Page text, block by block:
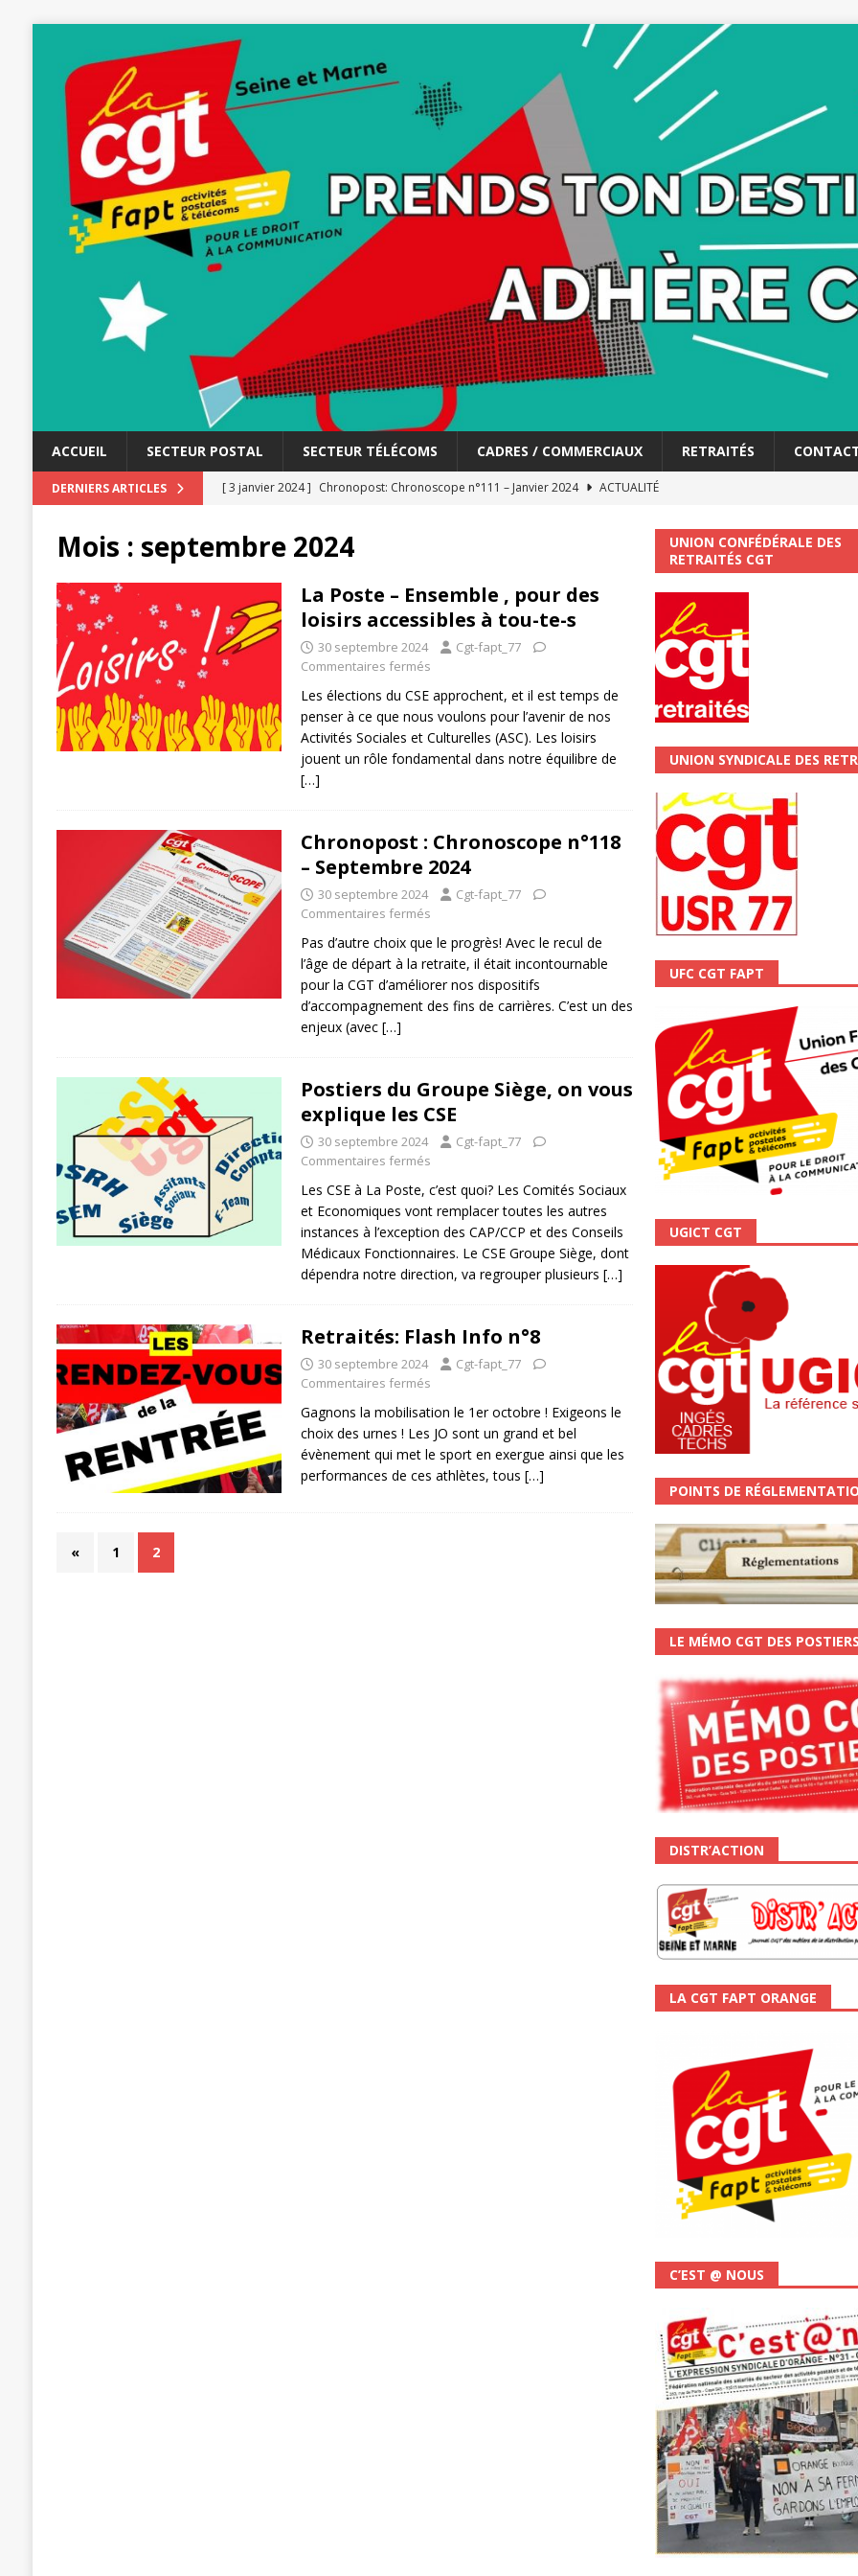
ACCUEIL SECTEUR POSTAL SECTEUR TÉLÉCOMS CADRES / COMMERCIAUX RETRAITÉS
DERNIERS ARTICLES [ 3 janvier 2024 ] Chronopost: Chronoscope n°111 – Janvier 2024
ACTUALITÉ
[ 20 novembre 2023 ]
[ 15 novembre 2023 ]
Postières – Postiers Gardons la main sur nos congés !
[ 3 avril 2026 ]
la mutuelle à la poste La CGT vous informe
SECTEUR POSTAL
[ 3 avril 2026 ]
Mutuelle : encore des changements et…. des augmentations pour les salariéS !!!
[ 19 septembre 2025 ] La Poste -Projet de développement de la Direction Commerciale DDCE/Télévente :
SECTEUR POSTAL
[ 16 septembre 2025 ]
[ 11 septembre 2025 ] Chronopost – ChronoScope n°126
AUTRES TRACTS
[ 27 avril 2024 ]
1er MAI 2024 ACTUALITÉ
Mois : septembre 2024
La Poste – Ensemble , pour des
loisirs accessibles à tou-te-s
30 septembre 2024
Cgt-fapt_77
Commentaires fermés
Les élections du CSE approchent, et il est temps de
penser à ce que nous voulons pour l’avenir de nos
Activités Sociales et Culturelles (ASC). Les loisirs
jouent un rôle fondamental dans notre équilibre de
[…]
Chronopost : Chronoscope n°118
– Septembre 2024
30 septembre 2024
Cgt-fapt_77
Commentaires fermés
Pas d’autre choix que le progrès! Avec le recul de
l’âge de départ à la retraite, il était incontournable
pour la CGT d’améliorer nos dispositifs
d’accompagnement des fins de carrières. C’est un des
enjeux (avec […]
Postiers du Groupe Siège, on vous
explique les CSE
30 septembre 2024
Cgt-fapt_77
Commentaires fermés
Les CSE à La Poste, c’est quoi? Les Comités Sociaux
et Economiques vont remplacer toutes les autres
instances à l’exception des CAP/CCP et des Conseils
Médicaux Fonctionnaires. Le CSE Groupe Siège, dont
dépendra notre direction, va regrouper plusieurs […]
Retraités: Flash Info n°8
30 septembre 2024
Cgt-fapt_77
Commentaires fermés
Gagnons la mobilisation le 1er octobre ! Exigeons le
choix des urnes ! Les JO sont un grand et bel
évènement qui met le sport en exergue ainsi que les
performances de ces athlètes, tous […]
« 1 2
UNION CONFÉDÉRALE DES
RETRAITÉS CGT
UNION SYNDICALE DES
UFC CGT FAPT
UGICT CGT
POINTS DE
LE MÉMO CGT DES
DISTR’ACTION
LA CGT FAPT ORANGE
C’EST @ NOUS